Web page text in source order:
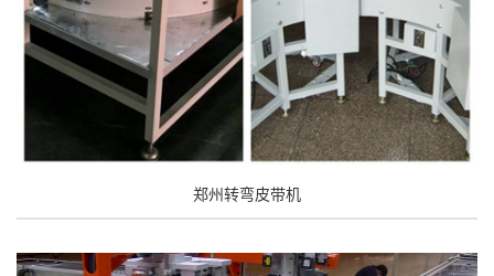
郑州转弯皮带机